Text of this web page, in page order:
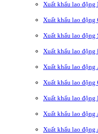
Xuất khẩu lao động
Xuất khẩu lao động
Xuất khẩu lao động
Xuất khẩu lao động
Xuất khẩu lao động
Xuất khẩu lao động
Xuất khẩu lao động
Xuất khẩu lao động
Xuất khẩu lao động